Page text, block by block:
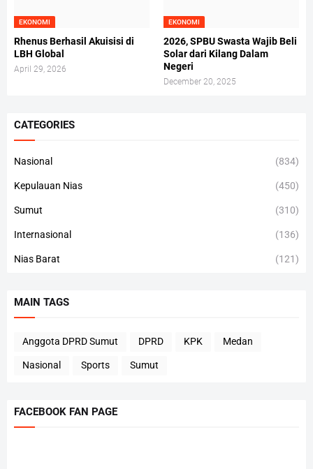
EKONOMI
Rhenus Berhasil Akuisisi di
LBH Global
April 29, 2026
EKONOMI
2026, SPBU Swasta Wajib Beli
Solar dari Kilang Dalam
Negeri
December 20, 2025
CATEGORIES
Nasional (834)
Kepulauan Nias (450)
Sumut (310)
Internasional (136)
Nias Barat (121)
MAIN TAGS
Anggota DPRD Sumut DPRD KPK Medan
Nasional Sports Sumut
FACEBOOK FAN PAGE